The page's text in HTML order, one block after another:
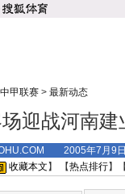
中甲联赛 > 最新动态
迎战河南
2005年7月9
收藏本文 】 【热点排行】